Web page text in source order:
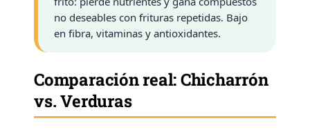
no deseables con frituras repetidas. Bajo
en fibra, vitaminas y antioxidantes.
Comparación real: Chicharrón
vs. Verduras